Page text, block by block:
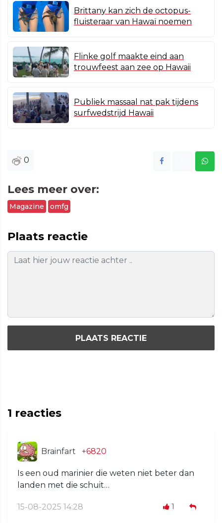
Brittany kan zich de octopus-
fluisteraar van Hawaï noemen
Flinke golf maakte eind aan
trouwfeest aan zee op Hawaii
Publiek massaal nat pak tijdens
surfwedstrijd Hawaii
0
Lees meer over:
Magazine omfg
Plaats reactie
PLAATS REACTIE
1 reacties
Brainfart +6820
Is een oud marinier die weten niet beter dan
landen met die schuit…
15-08-2025 14:28 1